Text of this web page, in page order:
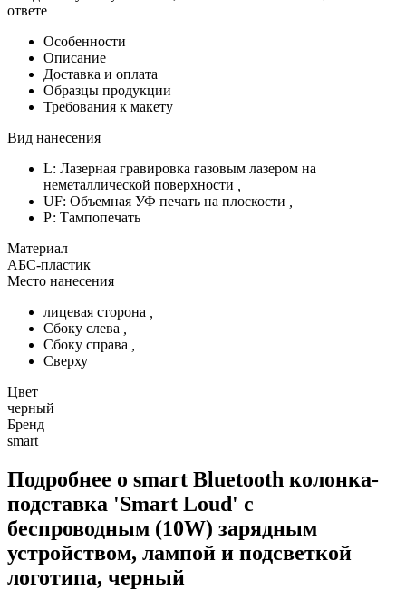
ответе
Особенности
Описание
Доставка и оплата
Образцы продукции
Требования к макету
Вид нанесения
L: Лазерная гравировка газовым лазером на
неметаллической поверхности
UF: Объемная УФ печать на плоскости
Р: Тампопечать
Материал
АБС-пластик
Место нанесения
лицевая сторона
Сбоку слева
Сбоку справа
Сверху
Цвет
черный
Бренд
smart
Подробнее о smart Bluetooth колонка-
подставка 'Smart Loud' с
беспроводным (10W) зарядным
устройством, лампой и подсветкой
логотипа, черный